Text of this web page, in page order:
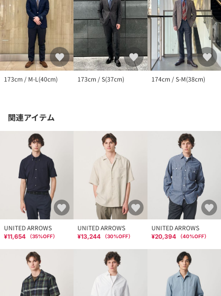
173cm / M-L(40cm) 173cm / S(37cm) 174cm / S-M(38cm)
関連アイテム
UNITED ARROWS
¥11,654 （35%OFF）
UNITED ARROWS
¥13,244 （30%OFF）
UNITED ARROWS
¥20,394 （40%OFF）